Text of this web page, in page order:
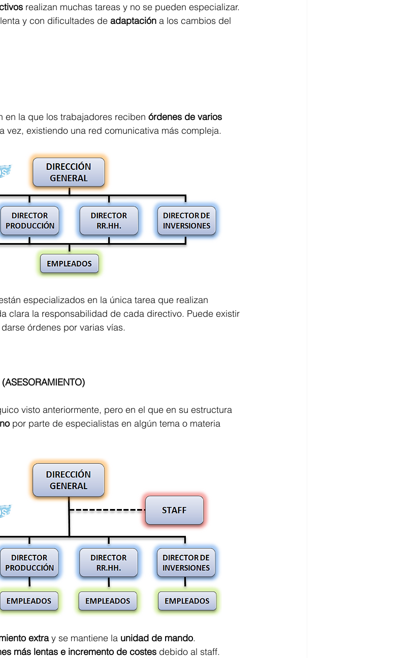
realizan muchas tareas y no se pueden especializar.
lenta y con dificultades de adaptación a los cambios del
en la que los trabajadores reciben órdenes de varios
vez, existiendo una red comunicativa más compleja.
especializados en la única tarea que realizan
clara la responsabilidad de cada directivo. Puede existir
órdenes por varias vías.
visto anteriormente, pero en el que en su estructura
por parte de especialistas en algún tema o materia
extra y se mantiene la unidad de mando.
más lentas e incremento de costes debido al staff.